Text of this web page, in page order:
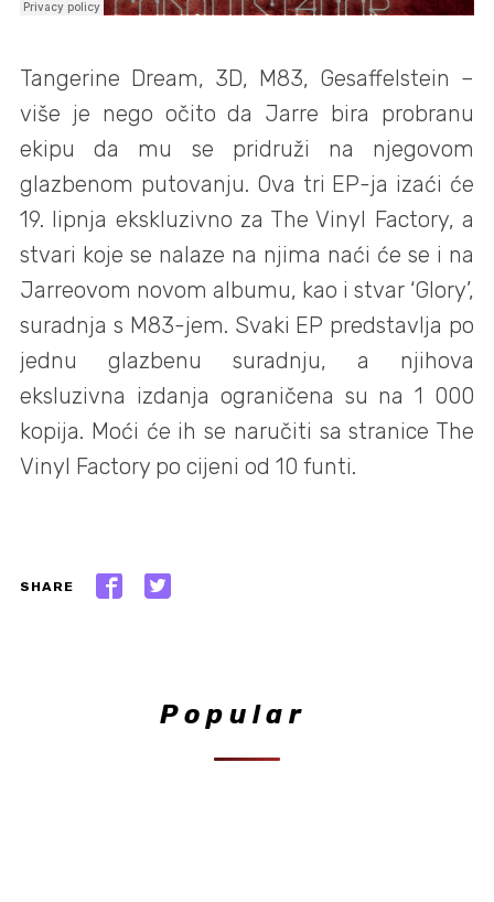
Tangerine Dream, 3D, M83, Gesaffelstein –
više je nego očito da Jarre bira probranu
ekipu da mu se pridruži na njegovom
glazbenom putovanju. Ova tri EP-ja izaći će
19. lipnja ekskluzivno za The Vinyl Factory, a
stvari koje se nalaze na njima naći će se i na
Jarreovom novom albumu, kao i stvar ‘Glory’,
suradnja s M83-jem. Svaki EP predstavlja po
jednu glazbenu suradnju, a njihova
eksluzivna izdanja ograničena su na 1 000
kopija. Moći će ih se naručiti sa stranice The
Vinyl Factory po cijeni od 10 funti.
SHARE
Popular